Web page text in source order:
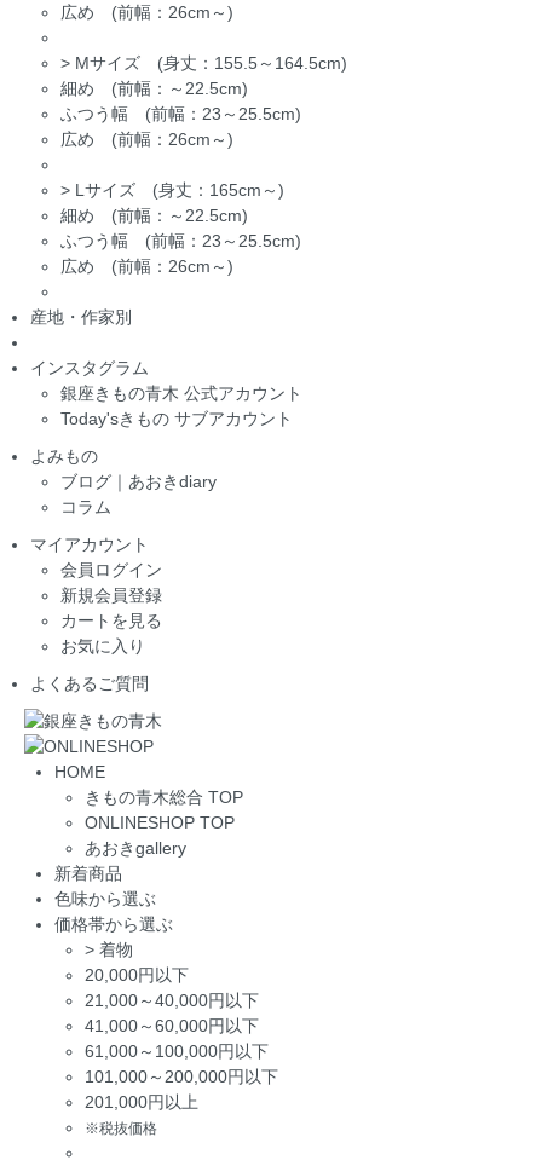
広め (前幅：26cm～)
> Mサイズ (身丈：155.5～164.5cm)
細め (前幅：～22.5cm)
ふつう幅 (前幅：23～25.5cm)
広め (前幅：26cm～)
> Lサイズ (身丈：165cm～)
細め (前幅：～22.5cm)
ふつう幅 (前幅：23～25.5cm)
広め (前幅：26cm～)
産地・作家別
インスタグラム
銀座きもの青木 公式アカウント
Today'sきもの サブアカウント
よみもの
ブログ｜あおきdiary
コラム
マイアカウント
会員ログイン
新規会員登録
カートを見る
お気に入り
よくあるご質問
HOME
きもの青木総合 TOP
ONLINESHOP TOP
あおきgallery
新着商品
色味から選ぶ
価格帯から選ぶ
> 着物
20,000円以下
21,000～40,000円以下
41,000～60,000円以下
61,000～100,000円以下
101,000～200,000円以下
201,000円以上
※税抜価格